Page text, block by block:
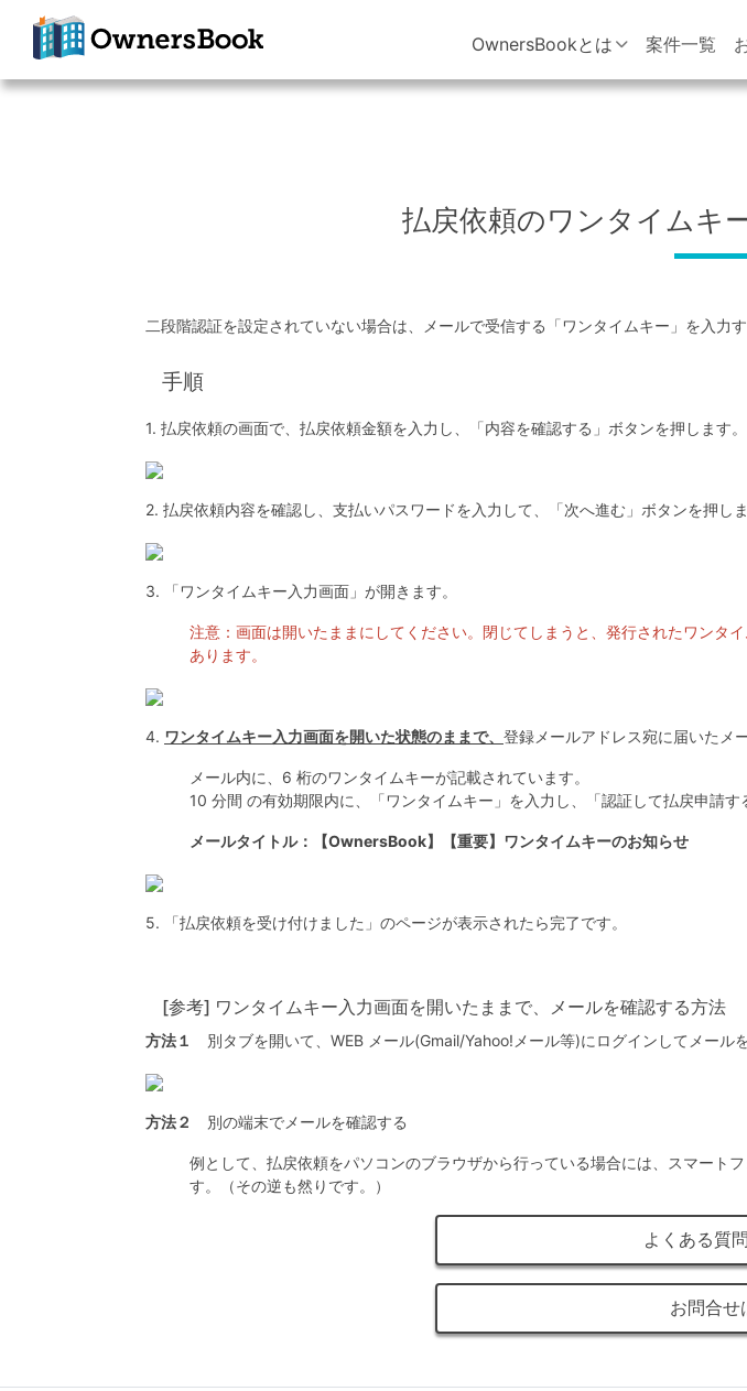
クラウドファン
OwnersBookとは 案件一覧
払戻依頼のワンタイムキ
二段階認証を設定されていない場合は、メールで受信する「ワンタイムキー」を入力す
手順
1. 払戻依頼の画面で、払戻依頼金額を入力し、「内容を確認する」ボタンを押します。
2. 払戻依頼内容を確認し、支払いパスワードを入力して、「次へ進む」ボタンを押しま
3. 「ワンタイムキー入力画面」が開きます。
注意：画面は開いたままにしてください。閉じてしまうと、発行されたワンタ
あります。
4. ワンタイムキー入力画面を開いた状態のままで、 登録メールアドレス宛に届いたメ
メール内に、6 桁のワンタイムキーが記載されています。
10 分間 の有効期限内に、「ワンタイムキー」を入力し、「認証して払戻申請す
メールタイトル：【OwnersBook】【重要】ワンタイムキーのお知らせ
5. 「払戻依頼を受け付けました」のページが表示されたら完了です。
[参考] ワンタイムキー入力画面を開いたままで、メールを確認する方法
方法１ 別タブを開いて、WEB メール(Gmail/Yahoo!メール等)にログインしてメール
方法２ 別の端末でメールを確認する
例として、払戻依頼をパソコンのブラウザから行っている場合には、スマート
す。（その逆も然りです。）
よくある質
お問合せ